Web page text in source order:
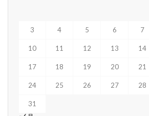
3 4 5 6 7
10 11 12 13 14
17 18 19 20 21
24 25 26 27 28
31